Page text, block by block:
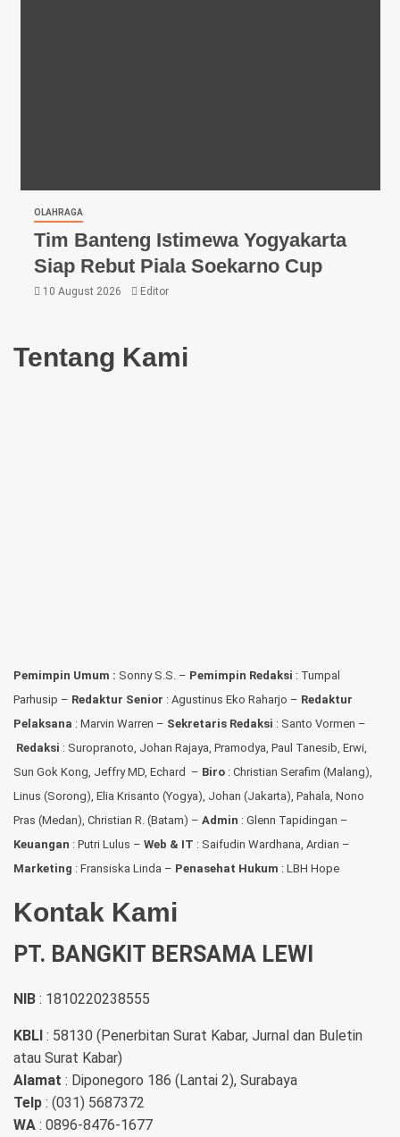
OLAHRAGA
Tim Banteng Istimewa Yogyakarta
Siap Rebut Piala Soekarno Cup
10 August 2026 Editor
Tentang Kami
Pemimpin Umum : Sonny S.S. – Pemimpin Redaksi : Tumpal
Parhusip – Redaktur Senior : Agustinus Eko Raharjo – Redaktur
Pelaksana : Marvin Warren – Sekretaris Redaksi : Santo Vormen –
Redaksi : Suropranoto, Johan Rajaya, Pramodya, Paul Tanesib, Erwi,
Sun Gok Kong, Jeffry MD, Echard – Biro : Christian Serafim (Malang),
Linus (Sorong), Elia Krisanto (Yogya), Johan (Jakarta), Pahala, Nono
Pras (Medan), Christian R. (Batam) – Admin : Glenn Tapidingan –
Keuangan : Putri Lulus – Web & IT : Saifudin Wardhana, Ardian –
Marketing : Fransiska Linda – Penasehat Hukum : LBH Hope
Kontak Kami
PT. BANGKIT BERSAMA LEWI
NIB : 1810220238555
KBLI : 58130 (Penerbitan Surat Kabar, Jurnal dan Buletin
atau Surat Kabar)
Alamat : Diponegoro 186 (Lantai 2), Surabaya
Telp : (031) 5687372
WA : 0896-8476-1677